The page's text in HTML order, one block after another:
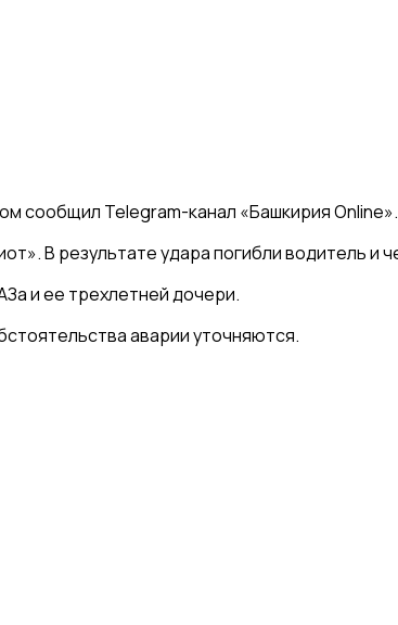
сообщил Telegram-канал «Башкирия Online».
В результате удара погибли водитель и
и ее трехлетней дочери.
аварии уточняются.